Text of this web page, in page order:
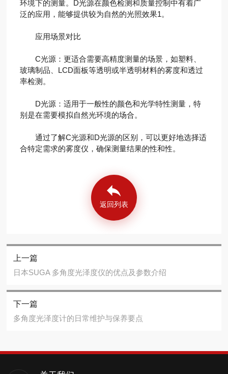
环境下的测量。D光源在颜色检测和质量控制中有着广
泛的应用，能够提供较为自然的光照效果‌1。
应用场景对比
‌C光源‌：更适合需要高精度测量的场景，如塑料、
玻璃制品、LCD面板等透明或半透明材料的雾度和透过
率检测。
‌D光源‌：适用于一般性的颜色和光学特性测量，特
别是在需要模拟自然光环境的场合。
通过了解C光源和D光源的区别，可以更好地选择适
合特定需求的雾度仪，确保测量结果的性和性。
返回列表
上一篇
日本SUGA 多角度光泽度仪的优点及参数介绍
下一篇
多角度光泽度计的日常维护与保养要点